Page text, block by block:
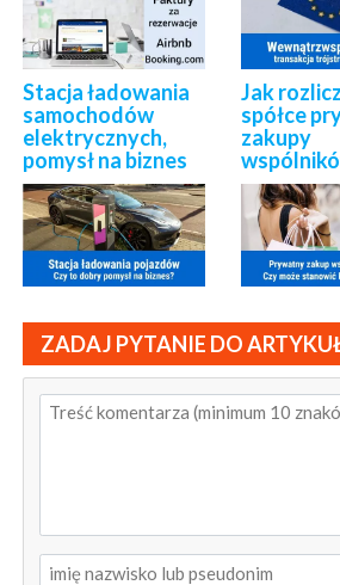
Stacja ładowania
samochodów
elektrycznych,
pomysł na biznes
Jak
spółce
zakupy
ZADAJ PYTANIE DO